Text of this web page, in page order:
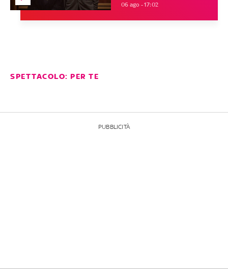
06 ago - 17:02
SPETTACOLO: PER TE
PUBBLICITÀ